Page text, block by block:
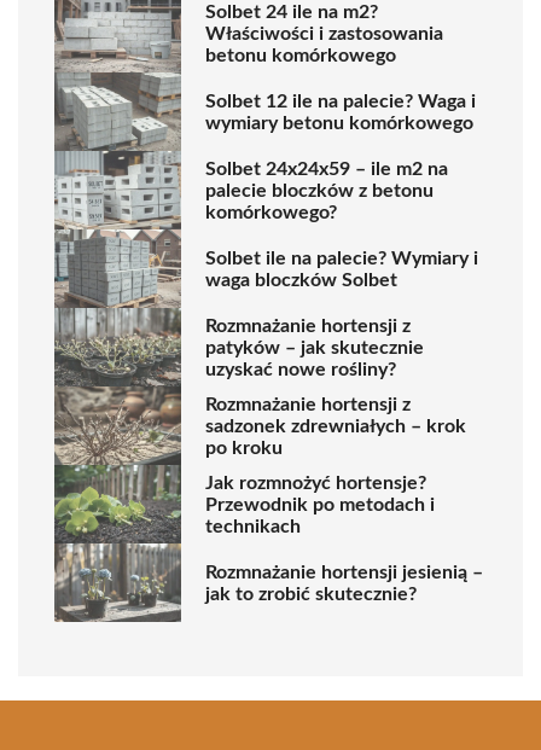
Solbet 24 ile na m2?
Właściwości i zastosowania
betonu komórkowego
Solbet 12 ile na palecie? Waga i
wymiary betonu komórkowego
Solbet 24x24x59 – ile m2 na
palecie bloczków z betonu
komórkowego?
Solbet ile na palecie? Wymiary i
waga bloczków Solbet
Rozmnażanie hortensji z
patyków – jak skutecznie
uzyskać nowe rośliny?
Rozmnażanie hortensji z
sadzonek zdrewniałych – krok
po kroku
Jak rozmnożyć hortensje?
Przewodnik po metodach i
technikach
Rozmnażanie hortensji jesienią –
jak to zrobić skutecznie?